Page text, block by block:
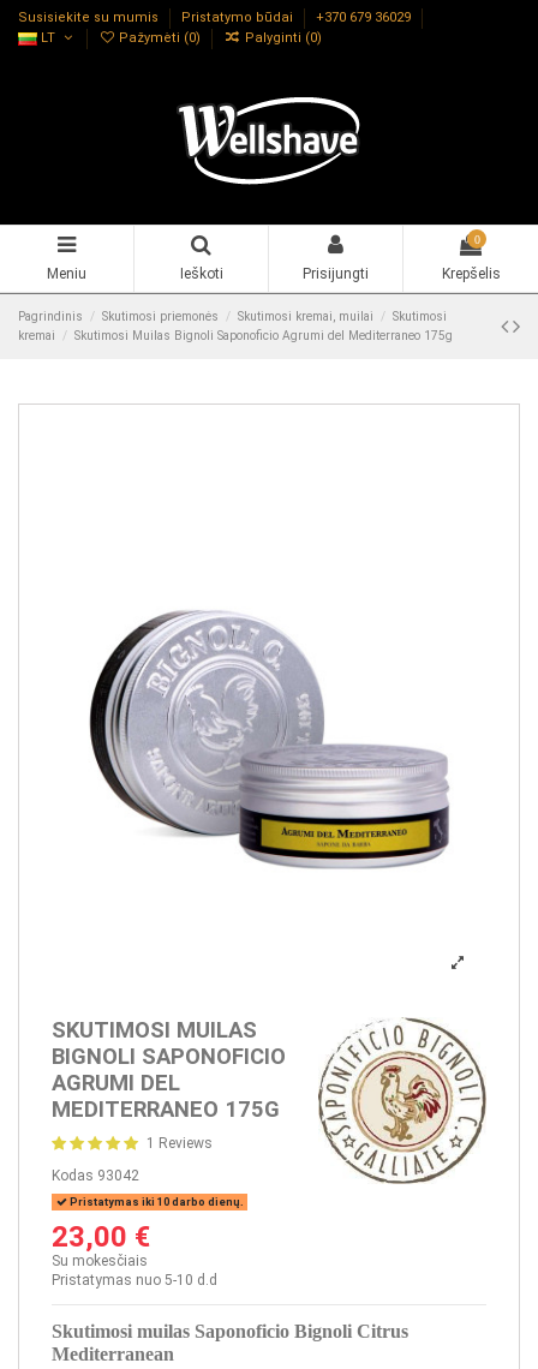
Susisiekite su mumis Pristatymo būdai
+370 679 36029
LT
Pažymėti (0) Palyginti (0)
Meniu Ieškoti Prisijungti
0
Krepšelis
Pagrindinis Skutimosi priemonės Skutimosi kremai, muilai
Skutimosi
kremai
Skutimosi Muilas Bignoli Saponoficio Agrumi del Mediterraneo 175g
SKUTIMOSI MUILAS
BIGNOLI SAPONOFICIO
AGRUMI DEL
MEDITERRANEO 175G
1 Reviews
Kodas 93042
Pristatymas iki 10 darbo dienų.
23,00 €
Su mokesčiais
Pristatymas nuo 5-10 d.d
Skutimosi muilas Saponoficio Bignoli Citrus
Mediterranean